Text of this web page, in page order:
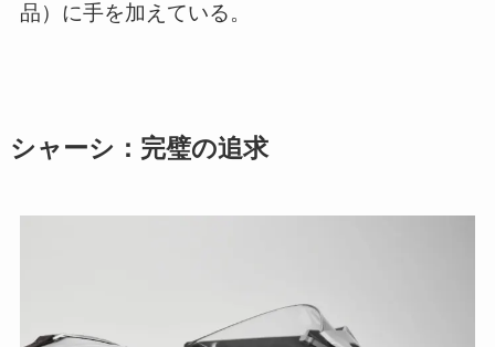
品）に手を加えている。
シャーシ：完璧の追求